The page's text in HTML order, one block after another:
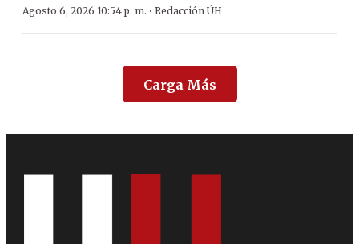
Agosto 6, 2026 10:54 p. m. · Redacción ÚH
Carga Más